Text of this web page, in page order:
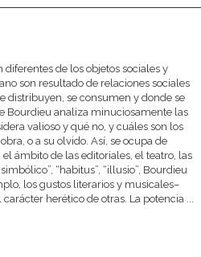
diferentes de los objetos sociales y
son resultado de relaciones sociales
distribuyen, se consumen y donde se
Bourdieu analiza minuciosamente las
valioso y qué no, y cuáles son los
o a su olvido. Así, se ocupa de
ámbito de las editoriales, el teatro, las
“habitus”, “illusio”, Bourdieu
los gustos literarios y musicales–
herético de otras. La potencia ...